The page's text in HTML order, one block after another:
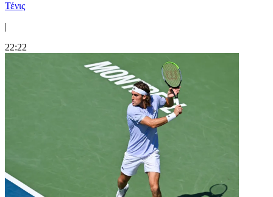
Τένις
|
22:22